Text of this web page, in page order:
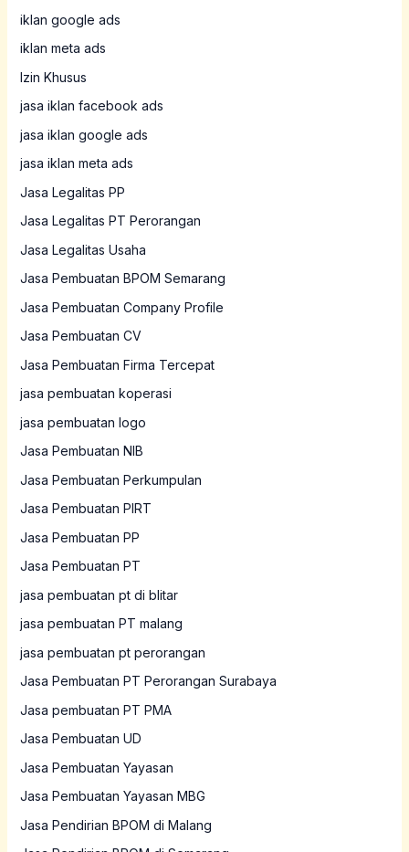
iklan google ads
iklan meta ads
Izin Khusus
jasa iklan facebook ads
jasa iklan google ads
jasa iklan meta ads
Jasa Legalitas PP
Jasa Legalitas PT Perorangan
Jasa Legalitas Usaha
Jasa Pembuatan BPOM Semarang
Jasa Pembuatan Company Profile
Jasa Pembuatan CV
Jasa Pembuatan Firma Tercepat
jasa pembuatan koperasi
jasa pembuatan logo
Jasa Pembuatan NIB
Jasa Pembuatan Perkumpulan
Jasa Pembuatan PIRT
Jasa Pembuatan PP
Jasa Pembuatan PT
jasa pembuatan pt di blitar
jasa pembuatan PT malang
jasa pembuatan pt perorangan
Jasa Pembuatan PT Perorangan Surabaya
Jasa pembuatan PT PMA
Jasa Pembuatan UD
Jasa Pembuatan Yayasan
Jasa Pembuatan Yayasan MBG
Jasa Pendirian BPOM di Malang